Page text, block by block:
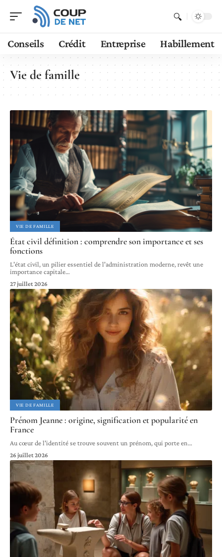
Conseils Crédit Entreprise Habillement
Vie de famille
VIE DE FAMILLE
État civil définition : comprendre son importance et ses
fonctions
L'état civil, un pilier essentiel de l'administration moderne, revêt une
importance capitale…
27 juillet 2026
VIE DE FAMILLE
Prénom Jeanne : origine, signification et popularité en
France
Au cœur de l'identité se trouve souvent un prénom, qui porte en…
26 juillet 2026